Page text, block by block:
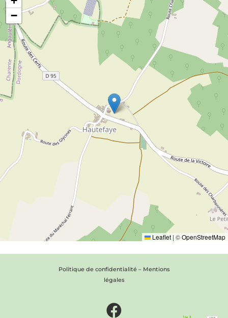
−
Leaflet | ©OpenStreetMap
Politique de confidentialité– Mentions
légales